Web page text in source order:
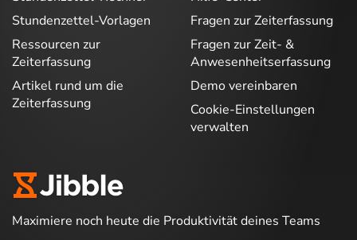
Stundenzettel-Vorlagen
Ressourcen zur
Zeiterfassung
Artikel rund um die
Zeiterfassung
Fragen zur Zeiterfassung
Fragen zur Zeit- &
Anwesenheitserfassung
Demo vereinbaren
Cookie-Einstellungen
verwalten
Maximiere noch heute die Produktivität deines Teams